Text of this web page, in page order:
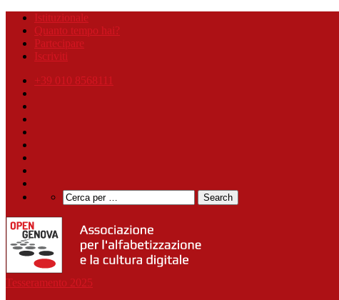
Istituzionale
Quanto tempo hai?
Partecipare
Iscriviti
+39 010 8568111
Tesseramento 2025